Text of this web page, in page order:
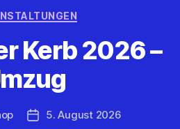
Kategorien
Kerb 2026 –
Veröffentlichungsdatum
5. August 2026